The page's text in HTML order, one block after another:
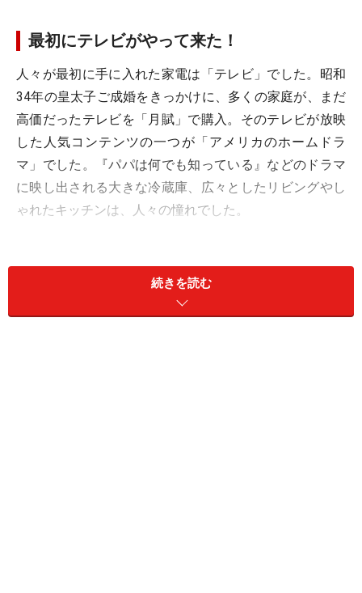
最初にテレビがやって来た！
人々が最初に手に入れた家電は「テレビ」でした。昭和
34年の皇太子ご成婚をきっかけに、多くの家庭が、まだ
高価だったテレビを「月賦」で購入。そのテレビが放映
した人気コンテンツの一つが「アメリカのホームドラ
マ」でした。『パパは何でも知っている』などのドラマ
に映し出される大きな冷蔵庫、広々としたリビングやし
ゃれたキッチンは、人々の憧れでした。
続きを読む